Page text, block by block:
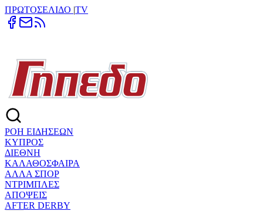
ΠΡΩΤΟΣΕΛΙΔΟ |TV
ΡΟΗ ΕΙΔΗΣΕΩΝ
ΚΥΠΡΟΣ
ΔΙΕΘΝΗ
ΚΑΛΑΘΟΣΦΑΙΡΑ
ΑΛΛΑ ΣΠΟΡ
ΝΤΡΙΜΠΛΕΣ
ΑΠΟΨΕΙΣ
AFTER DERBY